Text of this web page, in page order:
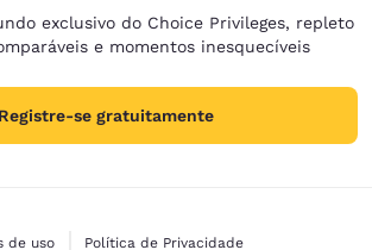
exclusivo do Choice Privileges, repleto
e momentos inesquecíveis
Registre-se gratuitamente
de uso Política de Privacidade